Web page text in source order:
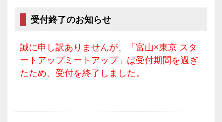
受付終了のお知らせ
誠に申し訳ありませんが、「富山×東京 スタ
ートアップミートアップ」は受付期間を過ぎ
たため、受付を終了しました。